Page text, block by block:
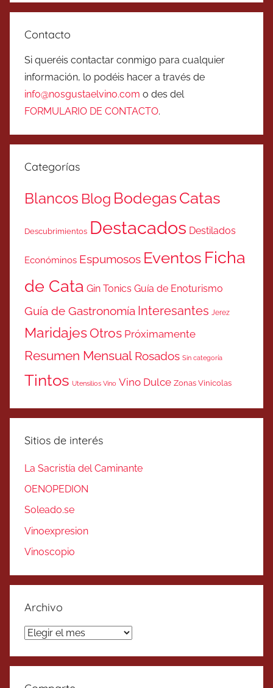
Contacto
Si queréis contactar conmigo para cualquier
información, lo podéis hacer a través de
info@nosgustaelvino.com o des del
FORMULARIO DE CONTACTO.
Categorías
Blancos Blog BodegasCatas
Descubrimientos Destacados Destilados
Económinos Espumosos Eventos Ficha
de Cata Gin Tonics Guía de Enoturismo
Guía de Gastronomía Interesantes Jerez
MaridajesOtros Próximamente
Resumen Mensual Rosados Sin categoría
Tintos Utensilios Vino Vino Dulce Zonas Vinicolas
Sitios de interés
La Sacristía del Caminante
OENOPEDION
Soleado.se
Vinoexpresion
Vinoscopio
Archivo
Archivo